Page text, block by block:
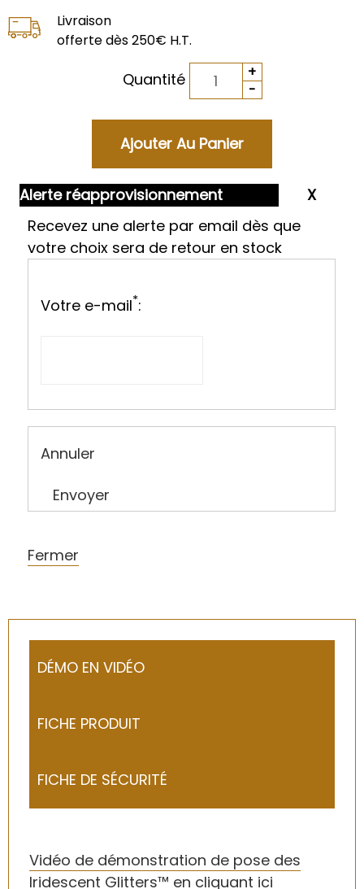
Livraison
offerte dès 250€ H.T.
Quantité
Alerte réapprovisionnement
Recevez une alerte par email dès que
votre choix sera de retour en stock
Votre e-mail*:
Annuler
Envoyer
Fermer
DÉMO EN VIDÉO
FICHE PRODUIT
FICHE DE SÉCURITÉ
Vidéo de démonstration de pose des
Iridescent Glitters™ en cliquant ici